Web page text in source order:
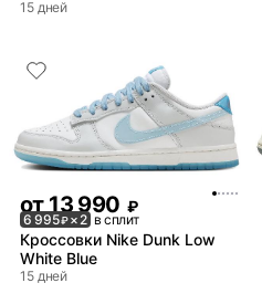
15 дней
от13 990 ₽
6 995₽× 2 в сплит
Кроссовки Nike Dunk Low
White Blue
15 дней